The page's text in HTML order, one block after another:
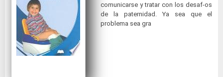
comunicarse y tratar con los desaf-os
de la paternidad. Ya sea que el
problema sea gra